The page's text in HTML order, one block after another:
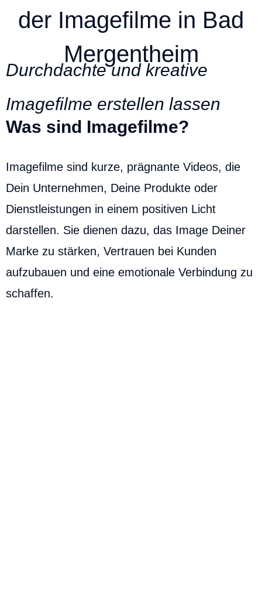
der Imagefilme in Bad
Mergentheim
Durchdachte und kreative
Imagefilme erstellen lassen
Was sind Imagefilme?
Imagefilme sind kurze, prägnante Videos, die
Dein Unternehmen, Deine Produkte oder
Dienstleistungen in einem positiven Licht
darstellen. Sie dienen dazu, das Image Deiner
Marke zu stärken, Vertrauen bei Kunden
aufzubauen und eine emotionale Verbindung zu
schaffen.